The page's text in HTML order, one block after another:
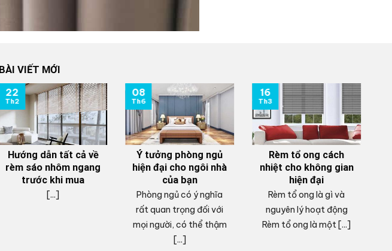
BÀI VIẾT MỚI
Hướng dẫn tất cả về
rèm sáo nhôm ngang
trước khi mua
[...]
22
Th2
Ý tưởng phòng ngủ
hiện đại cho ngôi nhà
của bạn
Phòng ngủ có ý nghĩa
rất quan trọng đối với
mọi người, có thể thậm
[...]
08
Th6
Rèm tổ ong cách
nhiệt cho không gian
hiện đại
Rèm tổ ong là gì và
nguyên lý hoạt động
Rèm tổ ong là một [...]
16
Th3